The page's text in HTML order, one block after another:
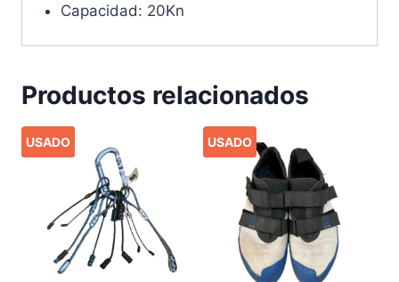
Capacidad: 20Kn
Productos relacionados
USADO USADO